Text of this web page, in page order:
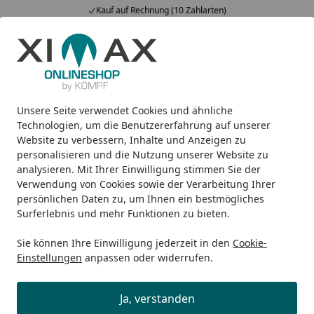
Unsere Seite verwendet Cookies und ähnliche
Technologien, um die Benutzererfahrung auf unserer
Website zu verbessern, Inhalte und Anzeigen zu
personalisieren und die Nutzung unserer Website zu
analysieren. Mit Ihrer Einwilligung stimmen Sie der
Verwendung von Cookies sowie der Verarbeitung Ihrer
persönlichen Daten zu, um Ihnen ein bestmögliches
Surferlebnis und mehr Funktionen zu bieten.
Sie können Ihre Einwilligung jederzeit in den Cookie-
Einstellungen anpassen oder widerrufen.
Ja, verstanden
Kauf auf Rechnung (10 Zahlarten)
Alle Produkte
Mein Konto
Suchen
Startseite
Welches Futter passt zu meinem Tier?
Welches Futter passt zu meinem
Tier?
Sie haben die Möglichkeit in unserem Onlineshop, indem
Sie auf den Button "Filtern" klicken, die Suche
beinhaltet zum Beispiel die Lebensphase in der sich das
Tier befindet, die Rasse des Tieres, Allergien und
Unverträglichkeiten, sowie Merkmale die den
Gesundheitszustand des Tieres betreffen.